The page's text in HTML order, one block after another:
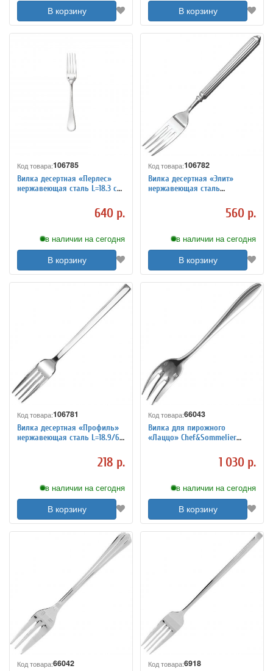
В корзину В корзину
Код товара:106785
Вилка десертная «Перлес»
нержавеющая сталь L=18.3 см
640 р.
в наличии на сегодня
В корзину
Код товара:106782
Вилка десертная «Элит»
нержавеющая сталь
560 р.
в наличии на сегодня
В корзину
Код товара:106781
Вилка десертная «Профиль»
нержавеющая сталь L=18.9/6
218 р.
в наличии на сегодня
В корзину
Код товара:66043
Вилка для пирожного
«Лаццо» Chef&Sommelier
1 030 р.
в наличии на сегодня
В корзину
Код товара:66042 Код товара:6918